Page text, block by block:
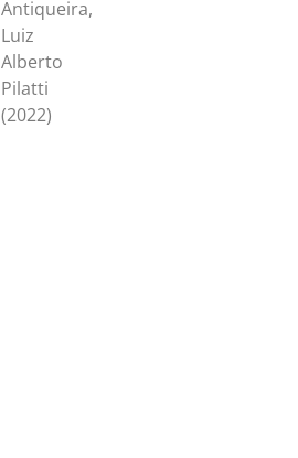
Antiqueira,
Luiz
Alberto
Pilatti
(2022)